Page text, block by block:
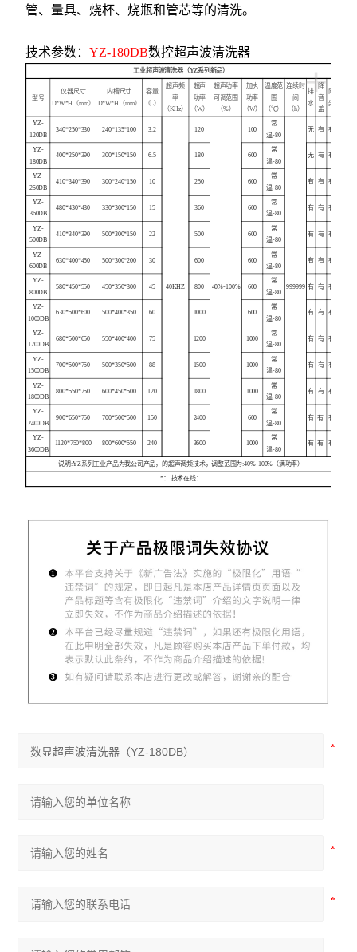
管、量具、烧杯、烧瓶和管芯等的清洗。
技术参数：YZ-180DB数控超声波清洗器
+
工业超声波清洗器（YZ系列新品）
型号
仪器尺寸
D*W*H（mm）
内槽尺寸
D*W*H（mm）
容量
（L）
超声频
率
（KHz）
超声
功率
（W）
超声功率
可调范围
（%）
加执
功率
（W）
温度范
围
（℃）
连续时
间
（h）
排
水
降
音
盖
网
架
YZ-
120DB
340*250*330 240*135*100 3.2
40KHZ
120
40%-100%
100
常
温-80
999999
无 有 有
YZ-
180DB
400*250*390 300*150*150 6.5 180 600
常
温-80
无 有 有
YZ-
250DB
410*340*390 300*240*150 10 250 600
常
温-80
有 有 有
YZ-
360DB
480*430*430 330*300*150 15 360 600
常
温-80
有 有 有
YZ-
500DB
410*340*390 500*300*150 22 500 600
常
温-80
有 有 有
YZ-
600DB
630*400*450 500*300*200 30 600 600
常
温-80
有 有 有
YZ-
800DB
580*450*550 450*350*300 45 800 600
常
温-80
有 有 有
YZ-
1000DB
630*500*600 500*400*350 60 1000 600
常
温-80
有 有 有
YZ-
1200DB
680*500*650 550*400*400 75 1200 1000
常
温-80
有 有 有
YZ-
1500DB
700*500*750 500*350*500 88 1500 1000
常
温-80
有 有 有
YZ-
1800DB
800*550*750 600*450*500 120 1800 1000
常
温-80
有 有 有
YZ-
2400DB
900*650*750 700*500*500 150 2400 600
常
温-80
有 有 有
YZ-
3600DB
1120*750*800 800*600*550 240 3600 1000
常
温-80
有 有 有
说明:YZ系列工业产品为我公司产品，的超声调频技术，调整范围为:40%-100%（满功率）
*： 技术在线：